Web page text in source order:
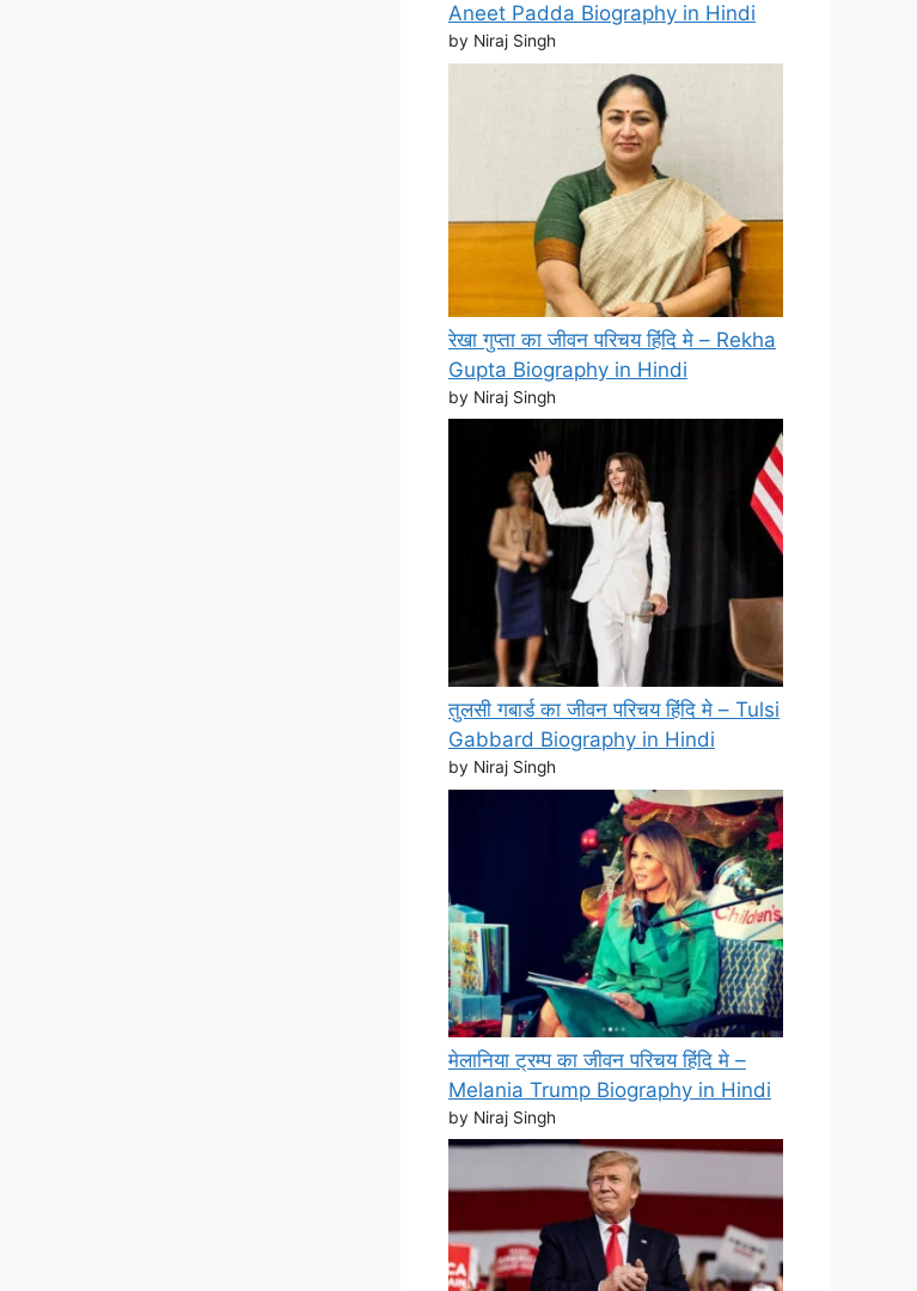
Aneet Padda Biography in Hindi
by Niraj Singh
रेखा गुप्ता का जीवन परिचय हिंदि मे – Rekha
Gupta Biography in Hindi
by Niraj Singh
तुलसी गबार्ड का जीवन परिचय हिंदि मे – Tulsi
Gabbard Biography in Hindi
by Niraj Singh
मेलानिया ट्रम्प का जीवन परिचय हिंदि मे –
Melania Trump Biography in Hindi
by Niraj Singh